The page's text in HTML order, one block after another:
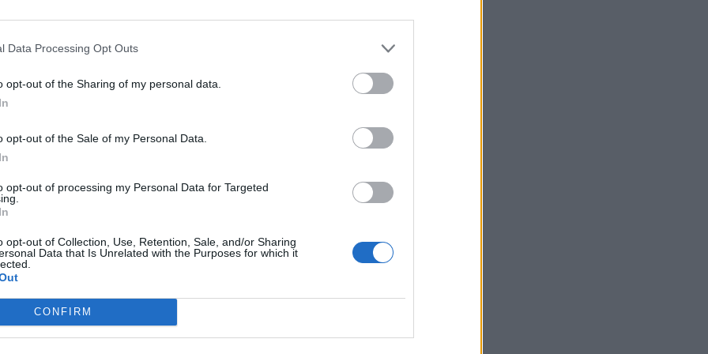
Data Processing Opt Outs
opt-out of the Sharing of my personal data.
opt-out of the Sale of my Personal Data.
opt-out of processing my Personal Data for Targeted
opt-out of Collection, Use, Retention, Sale, and/or Sharing
Data that Is Unrelated with the Purposes for which it
CONFIRM
στη Μέση Ανατολή
για το καλοκαίρι.
τύπου, κάμπινγκ και συλλογικά
σε
οι αφίξεις παρουσίασαν
1,7%, γεγονός που αποτυπώνει έναν πιο
καταλυμάτων.
ξενοδοχείακαι τακάμπινγκ, όπου οι αφίξεις
, ενώ οι διανυκτερεύσεις υποχώρησαν